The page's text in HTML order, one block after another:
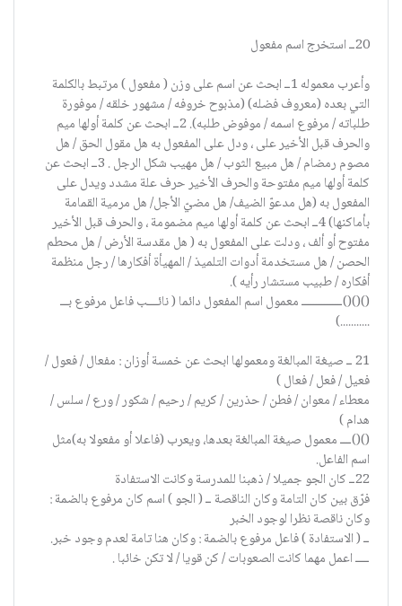
20ــ استخرج اسم مفعول
وأعرب معموله 1ــ ابحث عن اسم على وزن ( مفعول ) مرتبط بالكلمة
التي بعده (معروف فضله) (مذبوح خروفه / مشهور خلقه / موفورة
طلباته / مرفوع اسمه / موفوض طلبه). 2ــ ابحث عن كلمة أولها ميم
والحرف قبل الأخير على ، ودل على المفعول به هل مقول الحق / هل
مصوم رمضام / هل مبيع الثوب / هل مهيب شكل الرجل . 3ــ ابحث عن
كلمة أولها ميم مفتوحة والحرف الأخير حرف علة مشدد ويدل على
المفعول به (هل مدعوّ الضيف/ هل مضيّ الأجل/ هل مرمية القمامة
بأماكنها) 4ــ ابحث عن كلمة أولها ميم مضمومة ، والحرف قبل الأخير
مفتوح أو ألف ، ودلت على المفعول به ( هل مقدسة الأرض / هل محطم
الحصن / هل مستخدمة أدوات التلميذ / المهيأة أفكارها / رجل منظمة
أفكاره / طبيب مستشار رأيه ).
()()()ـــــــــــــــ معمول اسم المفعول دائما ( نائــــب فاعل مرفوع بـــ
...........)
21 ــ صيغة المبالغة ومعمولها ابحث عن خمسة أوزان : مفعال / فعول /
فعيل / فعل / فعال )
معطاء / معوان / فطن / حذرين / كريم / رحيم / شكور / ورع / سلس /
هدام )
()()ــــ معمول صيغة المبالغة بعدها، ويعرب (فاعلا أو مفعولا به)مثل
اسم الفاعل.
22ــ كان الجو جميلا / ذهبنا للمدرسة وكانت الاستفادة
فرّق بين كان التامة وكان الناقصة ــ ( الجو ) اسم كان مرفوع بالضمة :
وكان ناقصة نظرا لوجود الخبر
ــ ( الاستفادة ) فاعل مرفوع بالضمة : وكان هنا تامة لعدم وجود خبر.
ـــــ اعمل مهما كانت الصعوبات / كن قويا / لا تكن خائبا .